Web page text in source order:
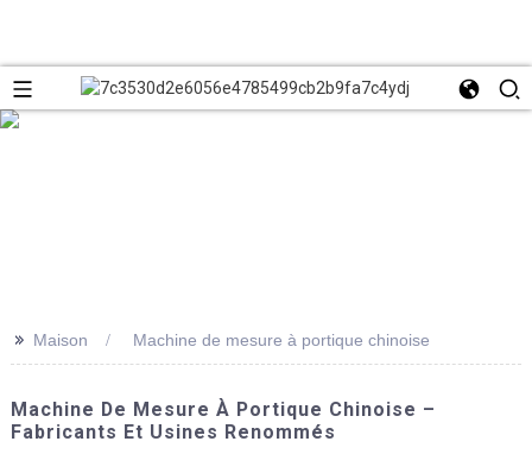
>> Maison Machine de mesure à portique chinoise
Machine De Mesure À Portique Chinoise –
Fabricants Et Usines Renommés